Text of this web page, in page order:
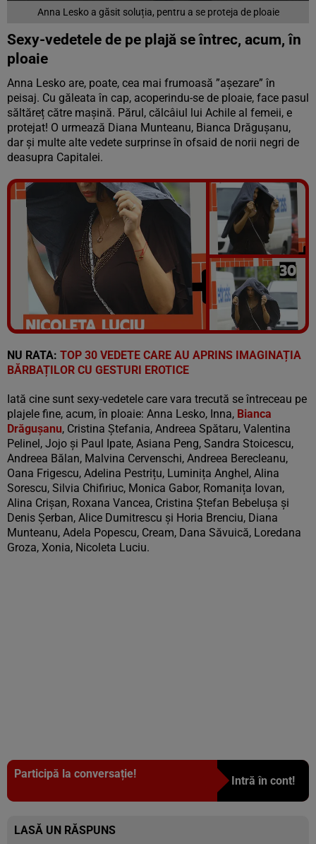
Anna Lesko a găsit soluția, pentru a se proteja de ploaie
Sexy-vedetele de pe plajă se întrec, acum, în
ploaie
Anna Lesko are, poate, cea mai frumoasă ”așezare” în
peisaj. Cu găleata în cap, acoperindu-se de ploaie, face pasul
săltăreț către mașină. Părul, călcâiul lui Achile al femeii, e
protejat! O urmează Diana Munteanu, Bianca Drăgușanu,
dar și multe alte vedete surprinse în ofsaid de norii negri de
deasupra Capitalei.
Vezi galeria foto
90 poze
NU RATA: TOP 30 VEDETE CARE AU APRINS IMAGINAȚIA
BĂRBAȚILOR CU GESTURI EROTICE
Iată cine sunt sexy-vedetele care vara trecută se întreceau pe
plajele fine, acum, în ploaie: Anna Lesko, Inna, Bianca
Drăgușanu, Cristina Ștefania, Andreea Spătaru, Valentina
Pelinel, Jojo și Paul Ipate, Asiana Peng, Sandra Stoicescu,
Andreea Bălan, Malvina Cervenschi, Andreea Berecleanu,
Oana Frigescu, Adelina Pestrițu, Luminița Anghel, Alina
Sorescu, Silvia Chifiriuc, Monica Gabor, Romanița Iovan,
Alina Crișan, Roxana Vancea, Cristina Ștefan Bebelușa și
Denis Șerban, Alice Dumitrescu și Horia Brenciu, Diana
Munteanu, Adela Popescu, Cream, Dana Săvuică, Loredana
Groza, Xonia, Nicoleta Luciu.
Participă la conversație!
Intră în cont!
LASĂ UN RĂSPUNS